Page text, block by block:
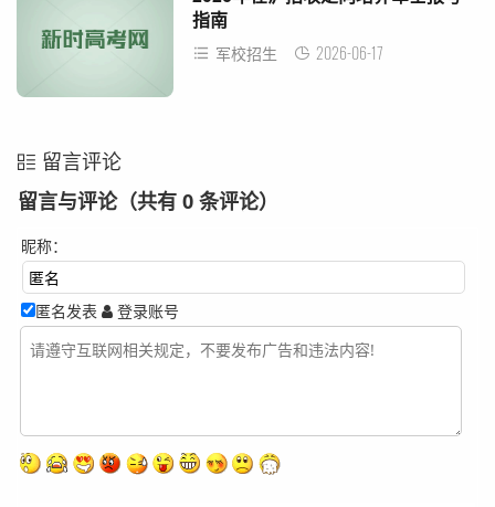
指南
军校招生 2026-06-17
留言评论
留言与评论（共有 0 条评论）
昵称：
匿名发表 登录账号